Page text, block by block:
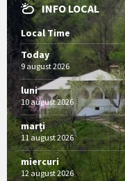
INFO LOCAL
Local Time
Today
9 august 2026
luni
10 august 2026
marți
11 august 2026
miercuri
12 august 2026